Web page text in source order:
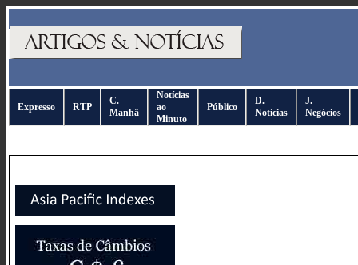
Expresso RTP
C.
Manhã
Notícias
ao
Minuto
Público
D.
Notícias
J.
Negócios